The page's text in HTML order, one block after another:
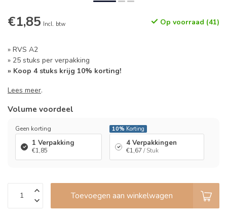
€1,85 Incl. btw Op voorraad (41)
» RVS A2
» 25 stuks per verpakking
» Koop 4 stuks krijg 10% korting!
Lees meer.
Volume voordeel
Geen korting
1 Verpakking
€1,85
10% Korting
4 Verpakkingen
€1,67/ Stuk
Toevoegen aan winkelwagen